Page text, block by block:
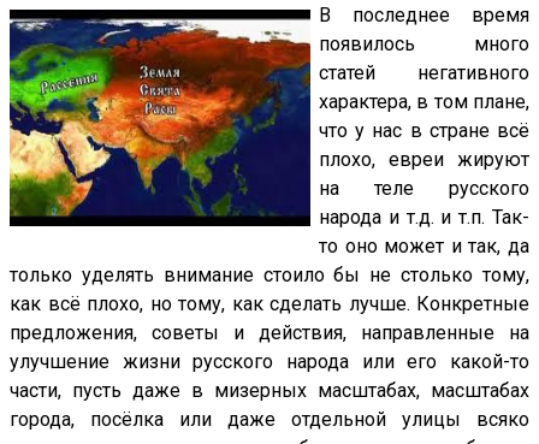
В последнее время
появилось много
статей негативного
характера, в том плане,
что у нас в стране всё
плохо, евреи жируют
на теле русского
народа и т.д. и т.п. Так-
то оно может и так, да
только уделять внимание стоило бы не столько тому,
как всё плохо, но тому, как сделать лучше. Конкретные
предложения, советы и действия, направленные на
улучшение жизни русского народа или его какой-то
части, пусть даже в мизерных масштабах, масштабах
города, посёлка или даже отдельной улицы всяко